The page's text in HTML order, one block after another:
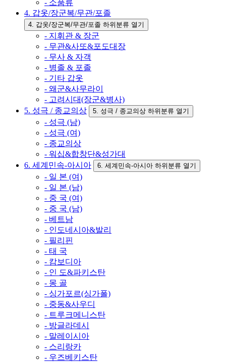
- 소품류
4. 갑옷/장군복/무관/포졸
4. 갑옷/장군복/무관/포졸 하위분류 열기
- 지휘관 & 장군
- 무관&사또&포도대장
- 무사 & 자객
- 병졸 & 포졸
- 기타 갑옷
- 왜군&사무라이
- 고려시대(장군&병사)
5. 성극 / 종교의상
5. 성극 / 종교의상 하위분류 열기
- 성극 (남)
- 성극 (여)
- 종교의상
- 워십&합창단&성가대
6. 세계민속-아시아
6. 세계민속-아시아 하위분류 열기
- 일 본 (여)
- 일 본 (남)
- 중 국 (여)
- 중 국 (남)
- 베트남
- 인도네시아&발리
- 필리핀
- 태 국
- 캄보디아
- 인 도&파키스탄
- 몽 골
- 싱가포르(싱가폴)
- 중동&사우디
- 트루크메니스탄
- 방글라데시
- 말레이시아
- 스리랑카
- 우즈베키스탄